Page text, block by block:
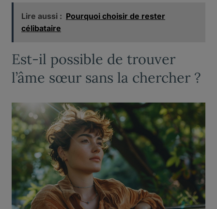
Lire aussi : Pourquoi choisir de rester
célibataire
Est-il possible de trouver
l’âme sœur sans la chercher ?